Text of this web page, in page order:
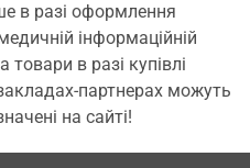
в разі оформлення
інформаційній
товари в разі купівлі
партнерах можуть
на сайті!